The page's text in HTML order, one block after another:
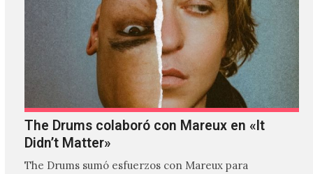
The Drums colaboró con Mareux en «It
Didn’t Matter»
The Drums sumó esfuerzos con Mareux para